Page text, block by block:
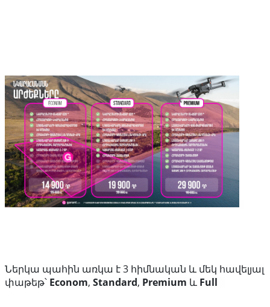
Ներկա պահին առկա է 3 հիմնական և մեկ հավելյալ
փաթեթ՝ Econom, Standard, Premium և Full